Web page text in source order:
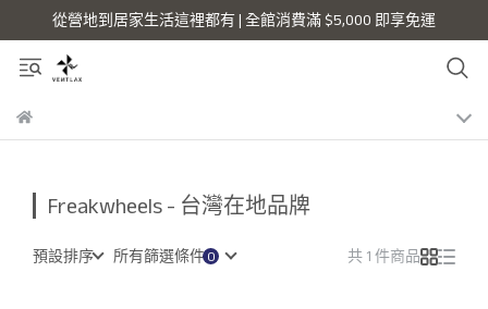
從營地到居家生活這裡都有 | 全館消費滿 $5,000 即享免運
Freakwheels - 台灣在地品牌
預設排序 所有篩選條件 共 1 件商品